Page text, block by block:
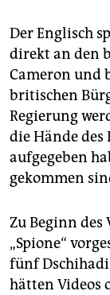
Der Englisch
direkt an den
Cameron und
britischen
Regierung
die Hände des
aufgegeben
gekommen
Zu Beginn des
„Spione“
fünf
hätten Videos